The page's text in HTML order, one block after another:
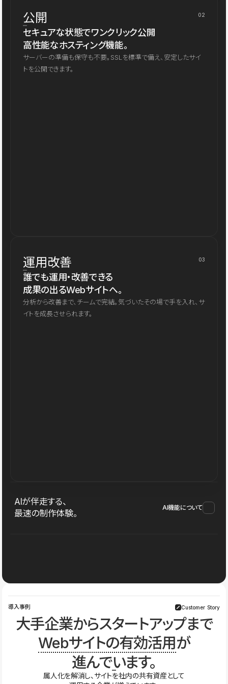
公開 02
セキュアな状態でワンクリック公開
高性能なホスティング機能。
サーバーの準備も保守も不要。SSLを標準で備え、安定したサイ
トを公開できます。
運用改善 03
誰でも運用・改善できる
成果の出るWebサイトへ。
分析から改善まで、チームで完結。気づいたその場で手を入れ、サ
イトを成長させられます。
AIが伴走する、
最速の制作体験。
AI機能について
導入事例 Customer Story
大手企業からスタートアップまで
Webサイトの有効活用が
進んでいます。
属人化を解消し、サイトを社内の共有資産として